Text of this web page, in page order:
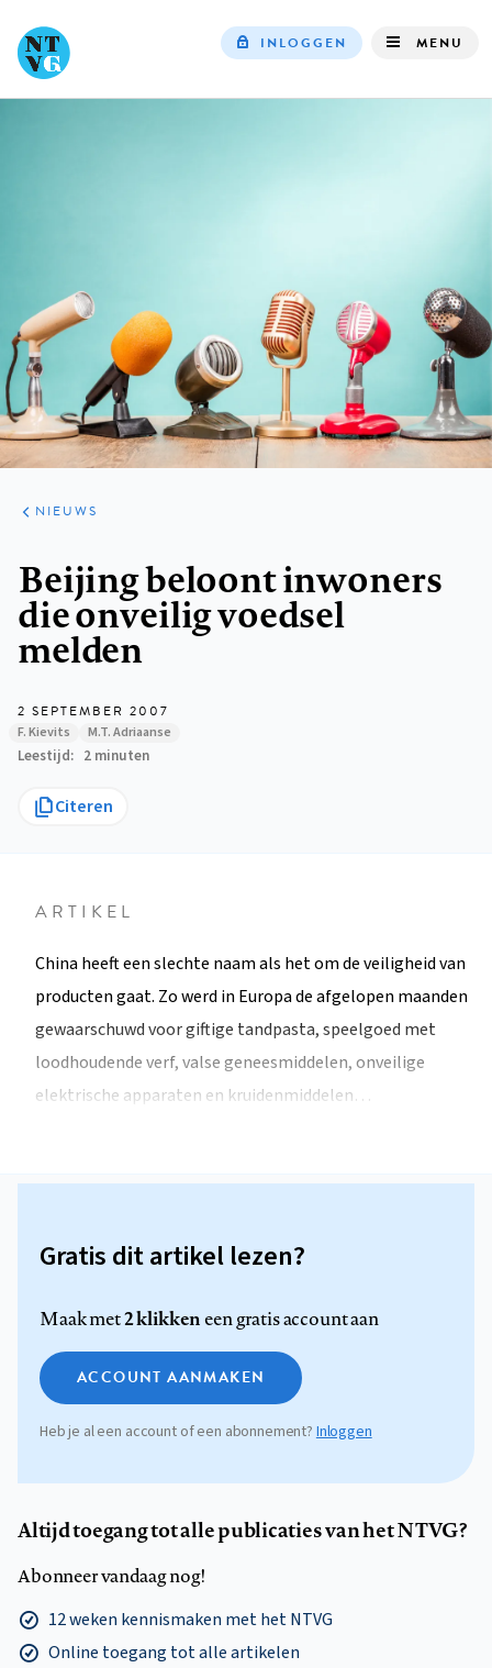
INLOGGEN MENU
ARTIKELEN
HET
KORT
NIEUWS
Beijing beloont inwoners
die onveilig voedsel
melden
2 SEPTEMBER 2007
F. Kievits M.T. Adriaanse
Leestijd 2 minuten
Citeren
ARTIKEL
China heeft een slechte naam als het om de veiligheid van
producten gaat. Zo werd in Europa de afgelopen maanden
gewaarschuwd voor giftige tandpasta, speelgoed met
loodhoudende verf, valse geneesmiddelen, onveilige
elektrische apparaten en kruidenmiddelen…
Gratis dit artikel lezen?
Maak met2 klikkeneen gratis account aan
ACCOUNT AANMAKEN
Heb je al een account of een abonnement? Inloggen
Altijd toegang tot alle publicaties van het NTVG?
Abonneer vandaag nog!
12 weken kennismaken met het NTVG
Online toegang tot alle artikelen